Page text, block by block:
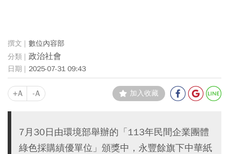
數位內容部
政治社會
2025-07-31 09:43
+A -A 加入收藏
7月30日由環境部舉辦的「113年民間企業團體
綠色採購績優單位」頒獎中，永豐餘旗下中華紙